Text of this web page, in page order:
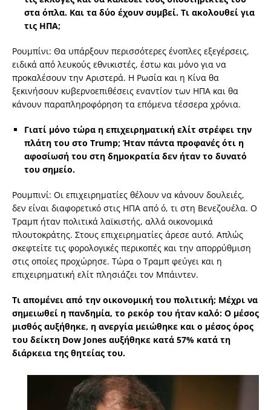
στα όπλα. Και τα δύο έχουν συμβεί. Τι ακολουθεί για
τις ΗΠΑ;
Ρουμπίνι: Θα υπάρξουν περισσότερες ένοπλες εξεγέρσεις,
ειδικά από λευκούς εθνικιστές, έστω και μόνο για να
προκαλέσουν την Αριστερά. Η Ρωσία και η Κίνα θα
ξεκινήσουν κυβερνοεπιθέσεις εναντίον των ΗΠΑ και θα
κάνουν παραπληροφόρηση τα επόμενα τέσσερα χρόνια.
Γιατί μόνο τώρα η επιχειρηματική ελίτ στρέφει την
πλάτη του στο Trump; Ήταν πάντα προφανές ότι η
αφοσίωσή του στη δημοκρατία δεν ήταν το δυνατό
του σημείο.
Ρουμπινί: Οι επιχειρηματίες θέλουν να κάνουν δουλειές,
δεν είναι διαφορετικό στις ΗΠΑ από ό, τι στη Βενεζουέλα. Ο
Τραμπ ήταν πολιτικά λαϊκιστής, αλλά οικονομικά
πλουτοκράτης. Στους επιχειρηματίες άρεσε αυτό. Απλώς
σκεφτείτε τις φορολογικές περικοπές και την απορρύθμιση
στις οποίες προχώρησε. Τώρα ο Τραμπ φεύγει και η
επιχειρηματική ελίτ πλησιάζει τον Μπάιντεν.
Τι απομένει από την οικονομική του πολιτική; Μέχρι να
σημειωθεί η πανδημία, το ρεκόρ του ήταν καλό: Ο μέσος
μισθός αυξήθηκε, η ανεργία μειώθηκε και ο μέσος όρος
του δείκτη Dow Jones αυξήθηκε κατά 57% κατά τη
διάρκεια της θητείας του.